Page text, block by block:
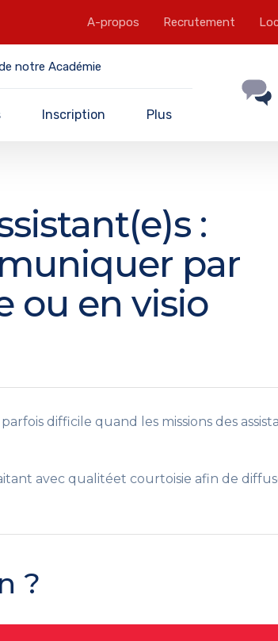
A-propos Recrutement
notre Académie
Inscription Plus
:
par
ou en visio
difficile quand les missions des
avec qualitéet courtoisie afin de
?